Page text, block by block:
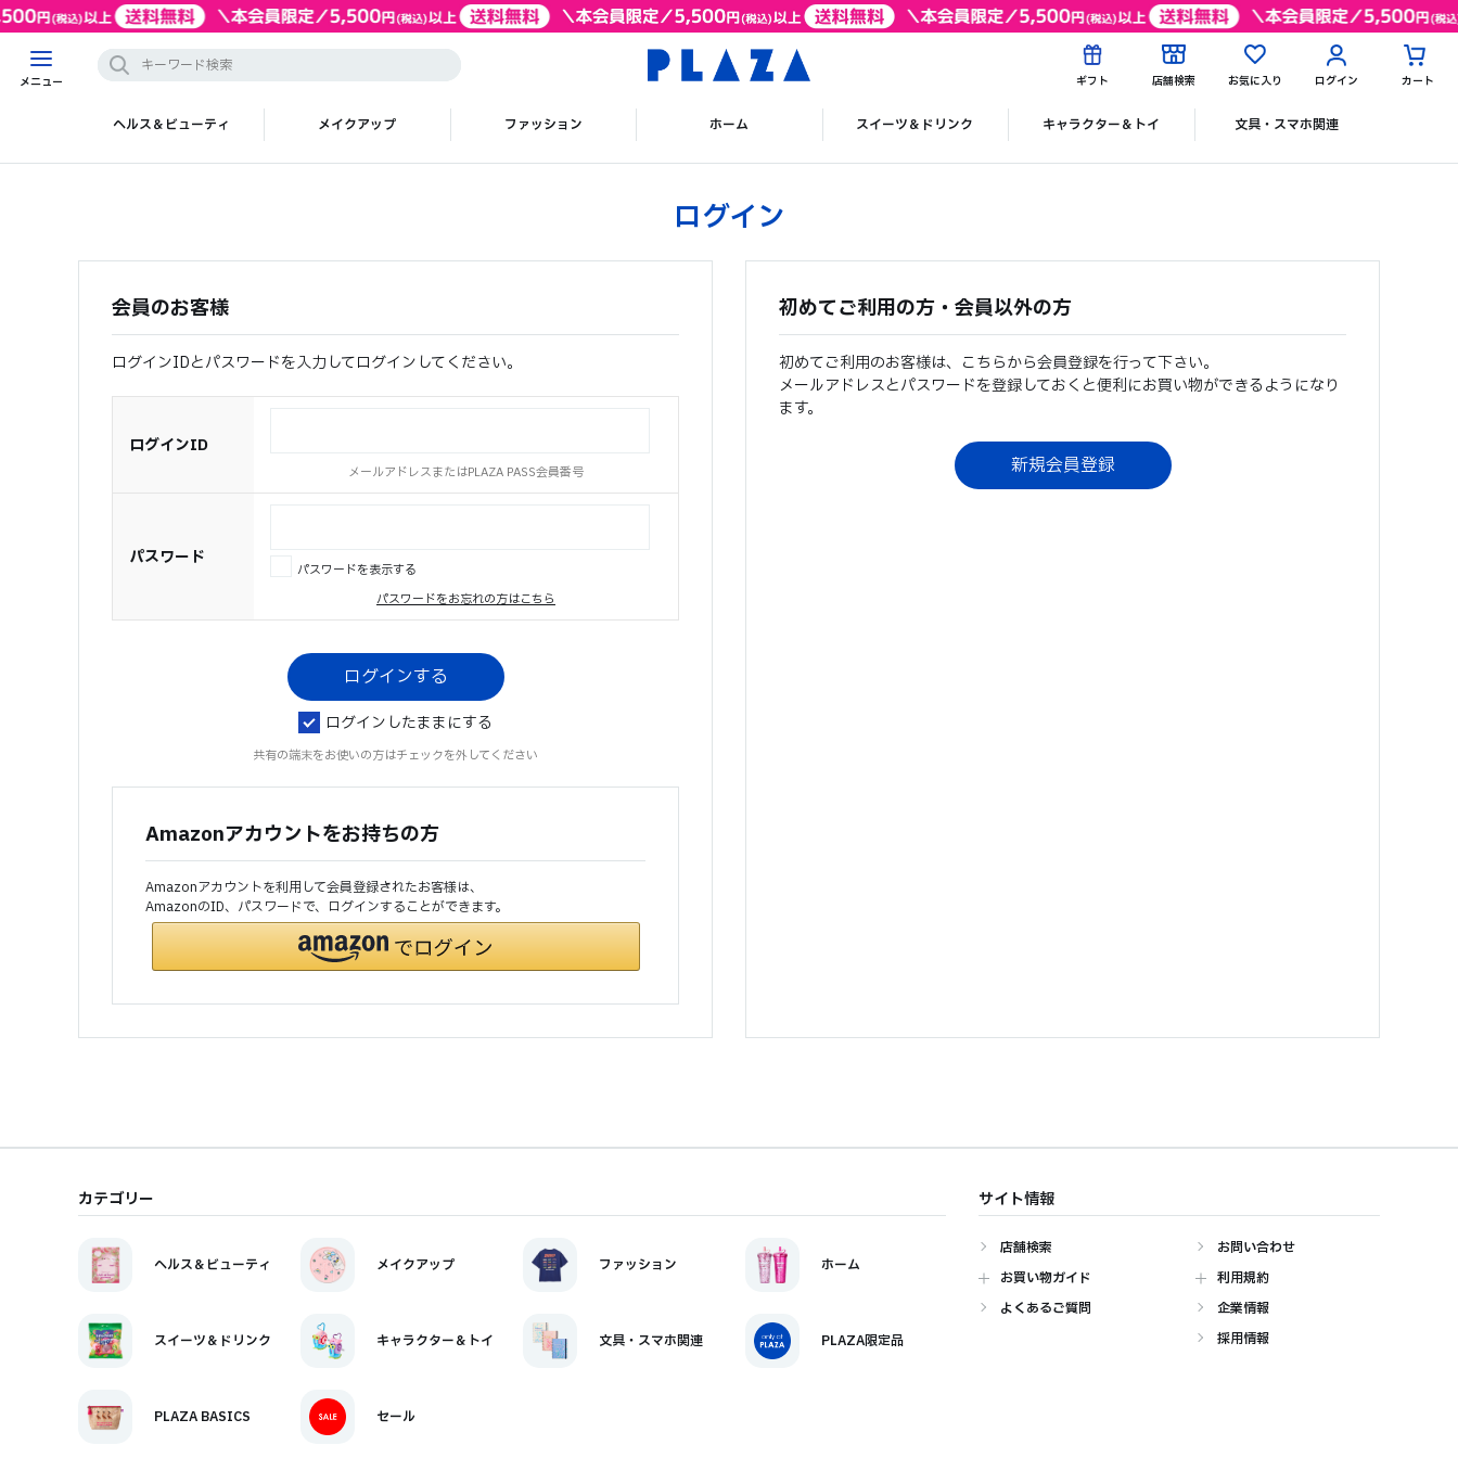
メニュー ギフト 店舗検索 お気に入り ログイン カート
ヘルス＆ビューティ メイクアップ ファッション ホーム スイーツ＆ドリンク キャラクター＆トイ 文具・スマホ関連
ログイン
会員のお客様
ログインIDとパスワードを入力してログインしてください。
ログインID
メールアドレスまたはPLAZA PASS会員番号
パスワード
パスワードを表示する
パスワードをお忘れの方はこちら
ログインしたままにする
共有の端末をお使いの方はチェックを外してください
Amazonアカウントをお持ちの方
Amazonアカウントを利用して会員登録されたお客様は、
AmazonのID、パスワードで、ログインすることができます。
初めてご利用の方・会員以外の方
初めてご利用のお客様は、こちらから会員登録を行って下さい。
メールアドレスとパスワードを登録しておくと便利にお買い物ができるようになり
ます。
カテゴリー
ヘルス＆ビューティ メイクアップ ファッション ホーム
スイーツ＆ドリンク キャラクター＆トイ 文具・スマホ関連 PLAZA限定品
PLAZA BASICS セール
サイト情報
店舗検索
お買い物ガイド
よくあるご質問
お問い合わせ
利用規約
企業情報
採用情報